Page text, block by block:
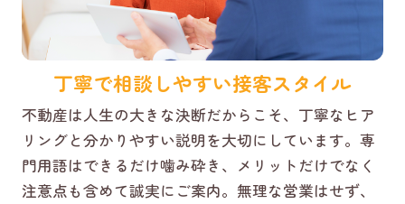
丁寧で相談しやすい接客スタイル
不動産は人生の大きな決断だからこそ、丁寧なヒア
リングと分かりやすい説明を大切にしています。専
門用語はできるだけ噛み砕き、メリットだけでなく
注意点も含めて誠実にご案内。無理な営業はせず、